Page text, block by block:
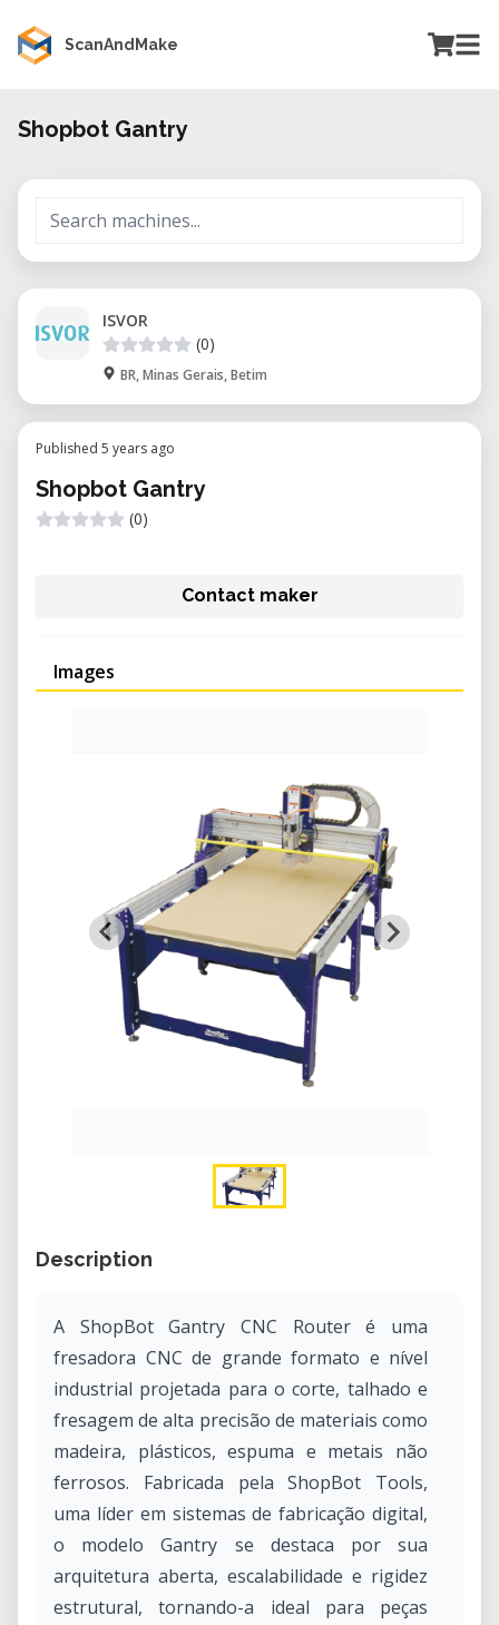
ScanAndMake
Shopbot Gantry
ISVOR
(0)
BR, Minas Gerais, Betim
Published 5 years ago
Shopbot Gantry
(0)
Contact maker
Images
Description
A ShopBot Gantry CNC Router é uma
fresadora CNC de grande formato e nível
industrial projetada para o corte, talhado e
fresagem de alta precisão de materiais como
madeira, plásticos, espuma e metais não
ferrosos. Fabricada pela ShopBot Tools,
uma líder em sistemas de fabricação digital,
o modelo Gantry se destaca por sua
arquitetura aberta, escalabilidade e rigidez
estrutural, tornando-a ideal para peças